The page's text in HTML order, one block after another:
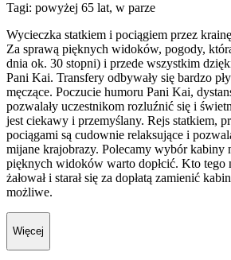
Tagi: powyżej 65 lat, w parze
Wycieczka statkiem i pociągiem przez
Za sprawą pięknych widoków, pogody,
dnia ok. 30 stopni) i przede wszystkim
Pani Kai. Transfery odbywały się bardzo
męczące. Poczucie humoru Pani Kai,
pozwalały uczestnikom rozluźnić się i
jest ciekawy i przemyślany. Rejs statkiem,
pociągami są cudownie relaksujące i
mijane krajobrazy. Polecamy wybór kabiny
pięknych widoków warto dopłcić. Kto tego
żałował i starał się za dopłatą zamienić
możliwe.
Więcej